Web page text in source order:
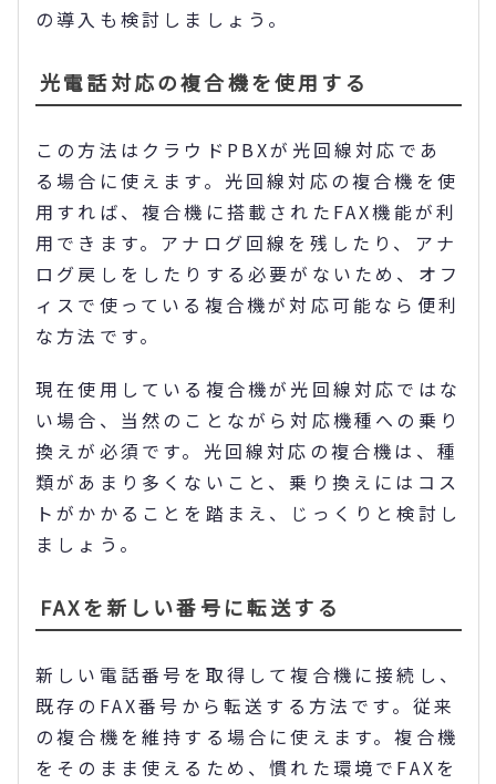
の導入も検討しましょう。
光電話対応の複合機を使用する
この方法はクラウドPBXが光回線対応であ
る場合に使えます。光回線対応の複合機を使
用すれば、複合機に搭載されたFAX機能が利
用できます。アナログ回線を残したり、アナ
ログ戻しをしたりする必要がないため、オフ
ィスで使っている複合機が対応可能なら便利
な方法です。
現在使用している複合機が光回線対応ではな
い場合、当然のことながら対応機種への乗り
換えが必須です。光回線対応の複合機は、種
類があまり多くないこと、乗り換えにはコス
トがかかることを踏まえ、じっくりと検討し
ましょう。
FAXを新しい番号に転送する
新しい電話番号を取得して複合機に接続し、
既存のFAX番号から転送する方法です。従来
の複合機を維持する場合に使えます。複合機
をそのまま使えるため、慣れた環境でFAXを